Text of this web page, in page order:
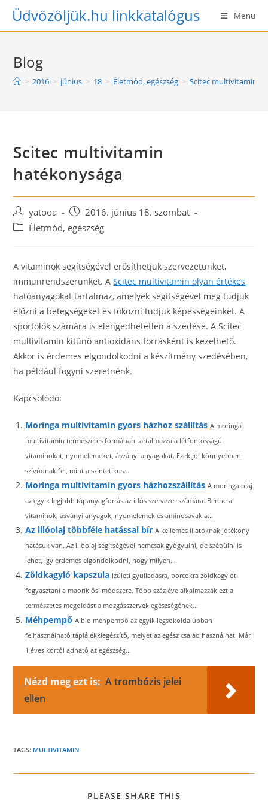
SkipÜdvözöljük.hu linkkatalógus Menu
Blog
> 2016 > június > 18 > Életmód, egészség > Scitec multivitamin
Scitec multivitamin
hatékonysága
Post
author:
yatooa
Post
published:
2016. június 18. szombat
PostÉletmód, egészség
A vitaminok segítségével erősíthetjük szervezetünket,
immunrendszerünket. AScitec multivitamin olyan értékes
hatóanyagokat tartalmaz, amelyek segítségével meg tudjuk
előzni a betegségeket és fokozni tudjuk képességeinket. A
sportolók számára is elengedhetetlen a szedése. A Scitec
multivitamin kitűnő antioxidáns forrásként is kezelhető.
Akkor is érdemes elgondolkodni a készítmény szedésében,
ha például fogyni szeretnénk.
Kapcsolódó:
Moringa multivitamin gyors házhoz szállítás A moringa
multivitamin természetes formában tartalmazza a létfontosságú
vitaminokat, nyomelemeket, ásványi anyagokat. Ezek jól könnyebben
szívódnak fel, mint a szintetikus...
Moringa multivitamin gyors házhozszállítás A moringa olaj
az egyik legjobb tápanyagforrás az idős szervezet számára. Benne a
vitaminok, ásványi anyagok, nyomelemek és aminosavak a...
Az illóolaj többféle hatással bír A kellemes illatoknak jótékony
hatásuk van. Az illóolaj segítségével nemcsak gyógyulni, de szépülni is
lehet, így érdemes elgondolkodni, hogy milyen...
Zöldkagyló kapszula Izületi gyulladásra, porcokra zöldkagylót
fogyasztani a maorik ősi módszere. Több száz éve alkalmazzák ezt a
természetes megoldást a mozgásszervek egészségének...
Méhpempő A bio méhpempő az egyik legsokoldalúbban
felhasználható táplálékkiegészítő, melyet az egész család használhat. Már
1 éves kortól adható az egészség...
Nézd meg ezt is: A trombózis jelei
ellen
TAGS: MULTIVITAMIN
PLEASE SHARE THIS